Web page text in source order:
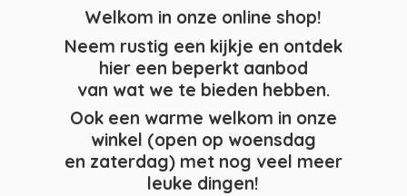
Welkom in onze online shop!
Neem rustig een kijkje en ontdek
hier een beperkt aanbod
van wat we te bieden hebben.
Ook een warme welkom in onze
winkel (open op woensdag
en zaterdag) met nog veel meer
leuke dingen!